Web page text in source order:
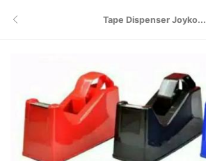
Tape Dispenser Joyko...